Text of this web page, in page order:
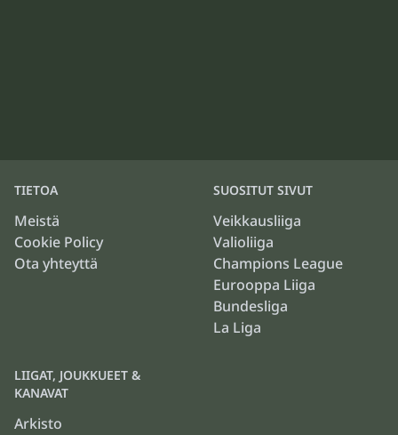
TIETOA
Meistä
Cookie Policy
Ota yhteyttä
SUOSITUT SIVUT
Veikkausliiga
Valioliiga
Champions League
Eurooppa Liiga
Bundesliga
La Liga
LIIGAT, JOUKKUEET &
KANAVAT
Arkisto